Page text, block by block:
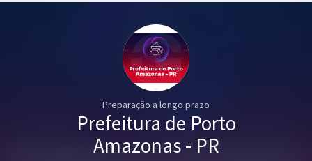
Preparação a longo prazo
Prefeitura de Porto
Amazonas - PR